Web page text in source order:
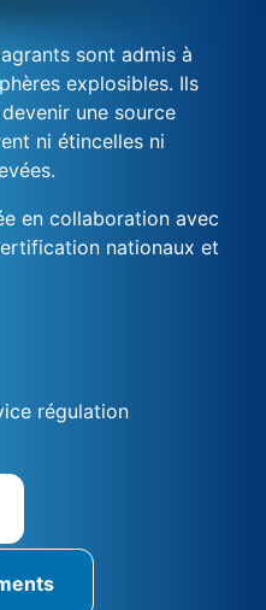
sont admis à
explosibles. Ils
une source
ni étincelles ni
en collaboration avec
nationaux et
régulation